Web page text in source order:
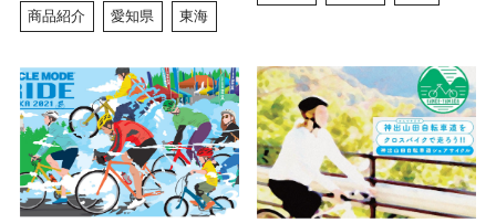
商品紹介 愛知県 東海